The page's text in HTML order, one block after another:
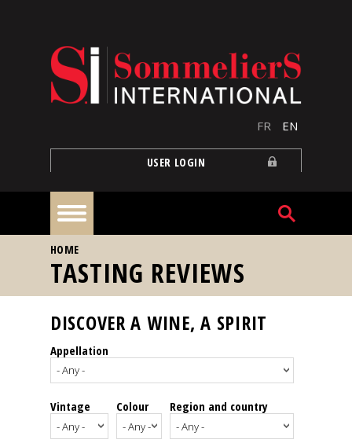
FR EN
USER LOGIN
Home
Our
events
Spirits
YOU ARE HERE
HOME
TASTING REVIEWS
DISCOVER A WINE, A SPIRIT
Appellation
Vintage Colour Region and country